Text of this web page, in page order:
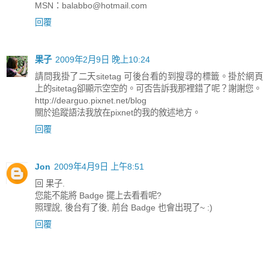
MSN： balabbo@hotmail.com
回覆
果子 2009年2月9日 晚上10:24
請問我掛了二天sitetag 可後台看的到搜尋的標籤。掛於網頁
上的sitetag卻顯示空空的。可否告訴我那裡錯了呢？謝謝您。
http://dearguo.pixnet.net/blog
關於追蹤語法我放在pixnet的我的敘述地方。
回覆
Jon 2009年4月9日 上午8:51
回 果子.
您能不能將 Badge 擺上去看看呢?
照理說, 後台有了後, 前台 Badge 也會出現了~ :)
回覆